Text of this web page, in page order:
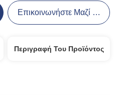
Επικοινωνήστε Μαζί Μας
Περιγραφή Του Προϊόντος